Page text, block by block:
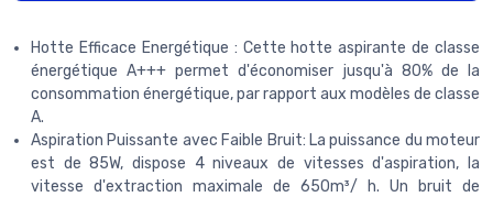
Hotte Efficace Energétique : Cette hotte aspirante de classe
énergétique A+++ permet d'économiser jusqu'à 80% de la
consommation énergétique, par rapport aux modèles de classe
A.
Aspiration Puissante avec Faible Bruit: La puissance du moteur
est de 85W, dispose 4 niveaux de vitesses d'aspiration, la
vitesse d'extraction maximale de 650m³/ h. Un bruit de